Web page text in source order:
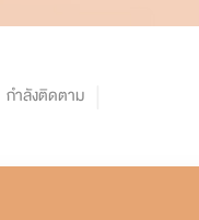
กำลังติดตาม